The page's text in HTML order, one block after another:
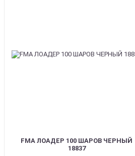
FMA ЛОАДЕР 100 ШАРОВ ЧЕРНЫЙ
18837